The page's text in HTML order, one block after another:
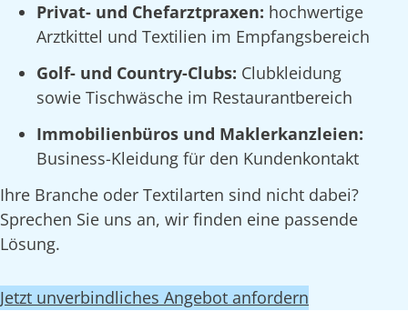
Privat- und Chefarztpraxen: hochwertige
Arztkittel und Textilien im Empfangsbereich
Golf- und Country-Clubs: Clubkleidung
sowie Tischwäsche im Restaurantbereich
Immobilienbüros und Maklerkanzleien:
Business-Kleidung für den Kundenkontakt
Ihre Branche oder Textilarten sind nicht dabei?
Sprechen Sie uns an, wir finden eine passende
Lösung.
Jetzt unverbindliches Angebot anfordern